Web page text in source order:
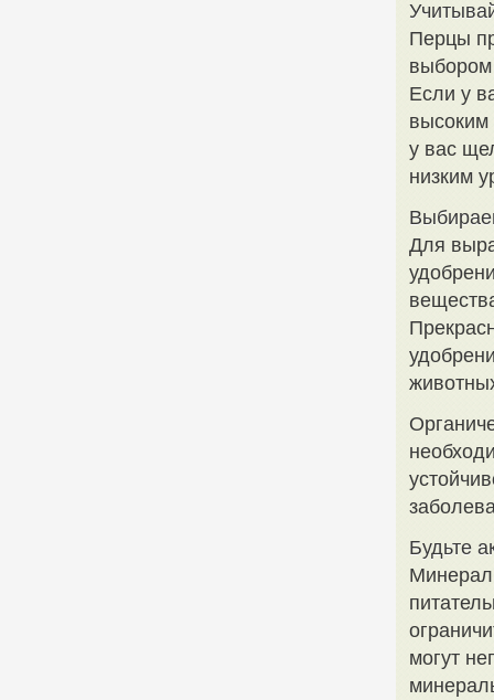
Перцы
выбором
Если у
высоким
у вас
низким
Для
Будьте
могут